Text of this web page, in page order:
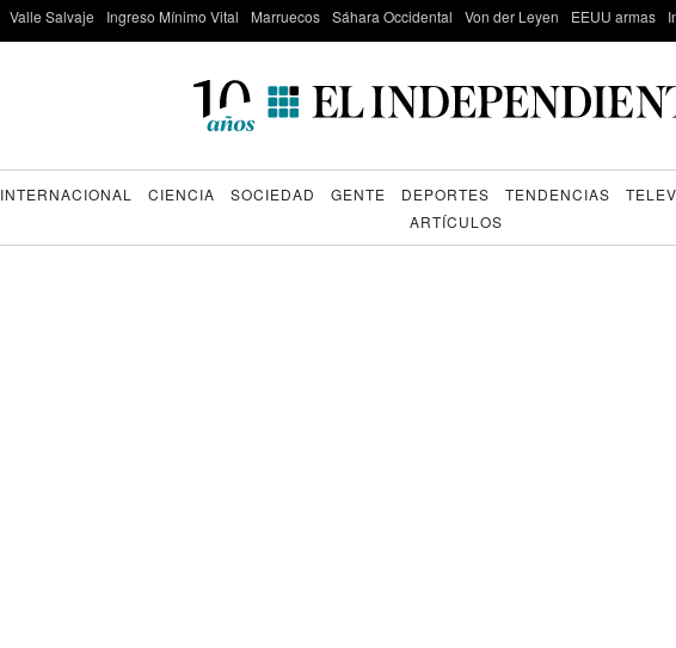
Valle Salvaje Ingreso Mínimo Vital Marruecos Sáhara Occidental Von der Leyen EEUU armas
INTERNACIONAL CIENCIA SOCIEDAD GENTE DEPORTES TENDENCIAS
ARTÍCULOS